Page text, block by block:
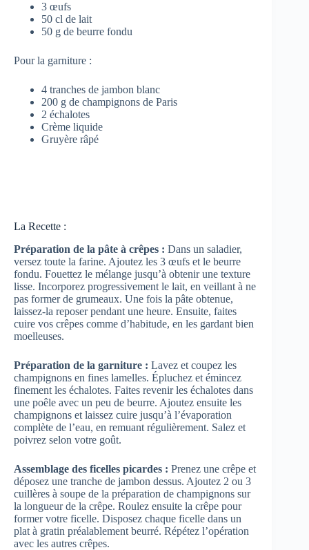
3 œufs
50 cl de lait
50 g de beurre fondu
Pour la garniture :
4 tranches de jambon blanc
200 g de champignons de Paris
2 échalotes
Crème liquide
Gruyère râpé
La Recette :
Préparation de la pâte à crêpes : Dans un saladier,
versez toute la farine. Ajoutez les 3 œufs et le beurre
fondu. Fouettez le mélange jusqu’à obtenir une texture
lisse. Incorporez progressivement le lait, en veillant à ne
pas former de grumeaux. Une fois la pâte obtenue,
laissez-la reposer pendant une heure. Ensuite, faites
cuire vos crêpes comme d’habitude, en les gardant bien
moelleuses.
Préparation de la garniture : Lavez et coupez les
champignons en fines lamelles. Épluchez et émincez
finement les échalotes. Faites revenir les échalotes dans
une poêle avec un peu de beurre. Ajoutez ensuite les
champignons et laissez cuire jusqu’à l’évaporation
complète de l’eau, en remuant régulièrement. Salez et
poivrez selon votre goût.
Assemblage des ficelles picardes : Prenez une crêpe et
déposez une tranche de jambon dessus. Ajoutez 2 ou 3
cuillères à soupe de la préparation de champignons sur
la longueur de la crêpe. Roulez ensuite la crêpe pour
former votre ficelle. Disposez chaque ficelle dans un
plat à gratin préalablement beurré. Répétez l’opération
avec les autres crêpes.